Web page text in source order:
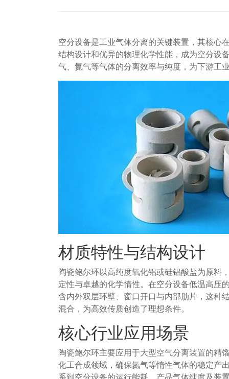
空分设备是工业气体分离的关键装置，其核心
结构设计和优异的物理化学性能，成为空分设
气、氮气等气体的分离效率与纯度，为下游工
材质特性与结构设计
陶瓷鲍尔环以高纯度氧化铝或硅铝酸盐为原料
定性与卓越的化学惰性。在空分设备低温高压
含内外双层环壁、窗口开口与内部肋片，这种
混合，为高效传质创造了理想条件。
核心行业应用场景
陶瓷鲍尔环主要应用于大型空气分离装置的精
化工合成领域，确保氮气等惰性气体的稳定产